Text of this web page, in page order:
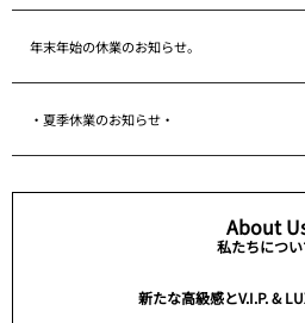
年末年始の休業のお知らせ。
・夏季休業のお知らせ・
About
私たちについ
新たな高級感とV.I.P. &